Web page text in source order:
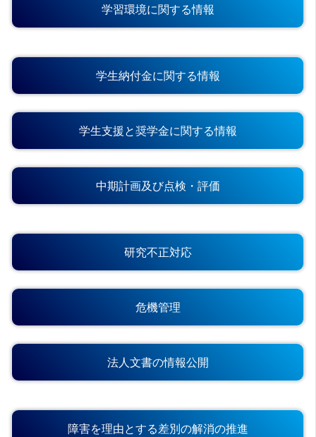
学習環境に関する情報
学生納付金に関する情報
学生支援と奨学金に関する情報
中期計画及び点検・評価
研究不正対応
危機管理
法人文書の情報公開
障害を理由とする差別の解消の推進